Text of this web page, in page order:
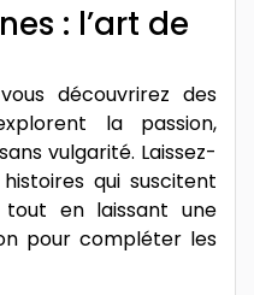
: l’art de
découvrirez des
la passion,
vulgarité. Laissez-
qui suscitent
tout en laissant une
pour compléter les